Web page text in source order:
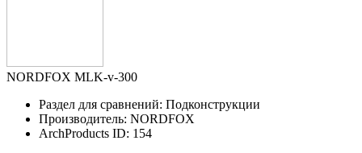
NORDFOX MLK-v-300
Раздел для сравнений: Подконструкции
Производитель: NORDFOX
ArchProducts ID: 154